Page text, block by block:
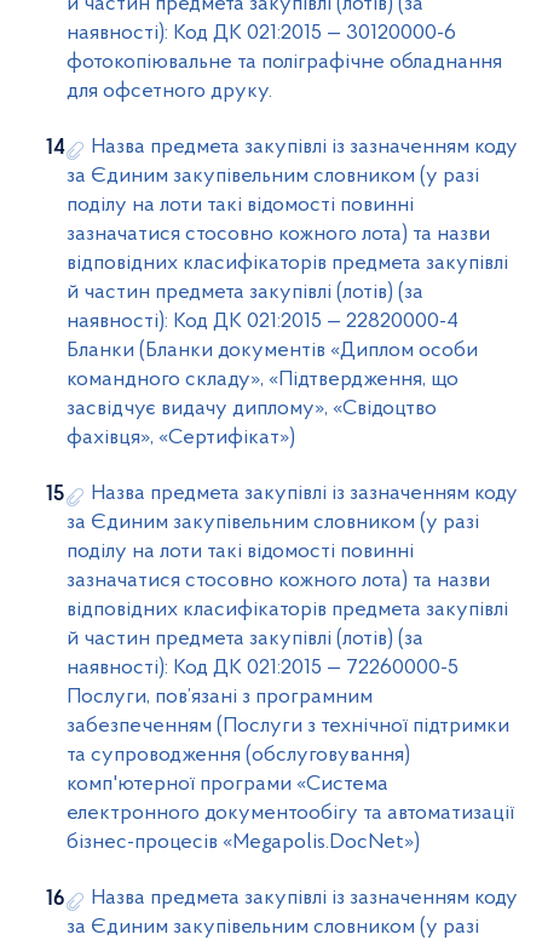
наявності): Код ДК 021:2015 — 30120000-6
фотокопіювальне та поліграфічне обладнання
для офсетного друку.
Назва предмета закупівлі із зазначенням коду
за Єдиним закупівельним словником (у разі
поділу на лоти такі відомості повинні
зазначатися стосовно кожного лота) та назви
відповідних класифікаторів предмета закупівлі
й частин предмета закупівлі (лотів) (за
наявності): Код ДК 021:2015 — 22820000-4
Бланки (Бланки документів «Диплом особи
командного складу», «Підтвердження, що
засвідчує видачу диплому», «Свідоцтво
фахівця», «Сертифікат»)
Назва предмета закупівлі із зазначенням коду
за Єдиним закупівельним словником (у разі
поділу на лоти такі відомості повинні
зазначатися стосовно кожного лота) та назви
відповідних класифікаторів предмета закупівлі
й частин предмета закупівлі (лотів) (за
наявності): Код ДК 021:2015 — 72260000-5
Послуги, пов’язані з програмним
забезпеченням (Послуги з технічної підтримки
та супроводження (обслуговування)
комп'ютерної програми «Система
електронного документообігу та автоматизації
бізнес-процесів «Megapolis.DocNet»)
Назва предмета закупівлі із зазначенням коду
за Єдиним закупівельним словником (у разі